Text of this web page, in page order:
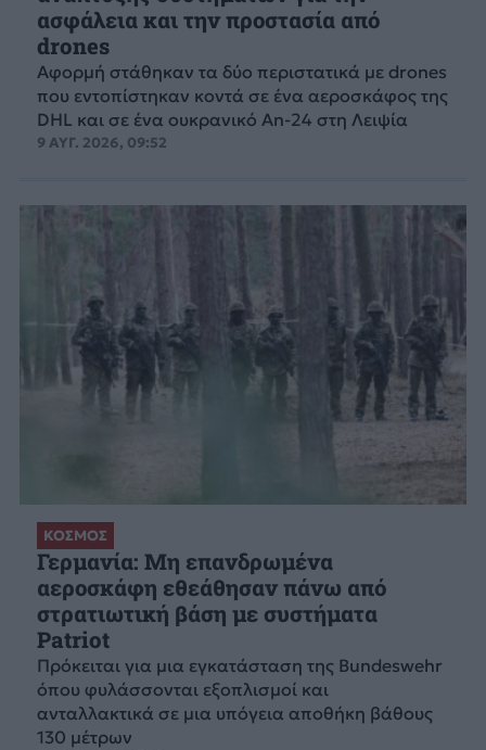
ασφάλεια και την προστασία από
drones
Αφορμή στάθηκαν τα δύο περιστατικά με drones
που εντοπίστηκαν κοντά σε ένα αεροσκάφος της
DHL και σε ένα ουκρανικό An-24 στη Λειψία
9 ΑΥΓ. 2026, 09:52
ΚΟΣΜΟΣ
Γερμανία: Μη επανδρωμένα
αεροσκάφη εθεάθησαν πάνω από
στρατιωτική βάση με συστήματα
Patriot
Πρόκειται για μια εγκατάσταση της Bundeswehr
όπου φυλάσσονται εξοπλισμοί και
ανταλλακτικά σε μια υπόγεια αποθήκη βάθους
130 μέτρων